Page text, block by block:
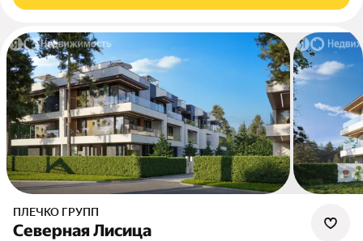
ПЛЕЧКО ГРУПП
Северная Лисица